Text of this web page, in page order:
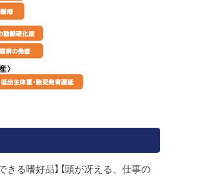
きる嗜好品】【頭が冴える、仕事の